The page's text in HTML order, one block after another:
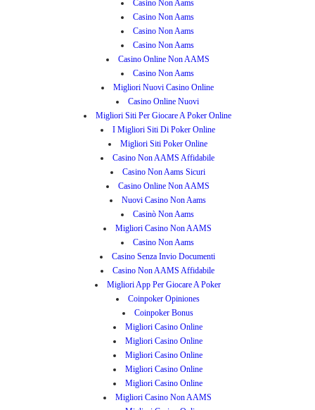
Casino Non Aams
Casino Non Aams
Casino Non Aams
Casino Non Aams
Casino Online Non AAMS
Casino Non Aams
Migliori Nuovi Casino Online
Casino Online Nuovi
Migliori Siti Per Giocare A Poker Online
I Migliori Siti Di Poker Online
Migliori Siti Poker Online
Casino Non AAMS Affidabile
Casino Non Aams Sicuri
Casino Online Non AAMS
Nuovi Casino Non Aams
Casinò Non Aams
Migliori Casino Non AAMS
Casino Non Aams
Casino Senza Invio Documenti
Casino Non AAMS Affidabile
Migliori App Per Giocare A Poker
Coinpoker Opiniones
Coinpoker Bonus
Migliori Casino Online
Migliori Casino Online
Migliori Casino Online
Migliori Casino Online
Migliori Casino Online
Migliori Casino Non AAMS